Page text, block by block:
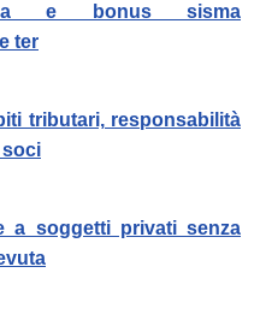
e bonus sisma
ter
tributari, responsabilità
soci
a soggetti privati senza